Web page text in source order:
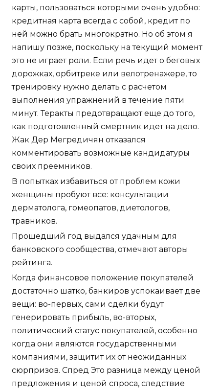
карты, пользоваться которыми очень удобно:
кредитная карта всегда с собой, кредит по
ней можно брать многократно. Но об этом я
напишу позже, поскольку на текущий момент
это не играет роли. Если речь идет о беговых
дорожках, орбитреке или велотренажере, то
тренировку нужно делать с расчетом
выполнения упражнений в течение пяти
минут. Теракты предотвращают еще до того,
как подготовленный смертник идет на дело.
Жак Дер Мегредичян отказался
комментировать возможные кандидатуры
своих преемников.
В попытках избавиться от проблем кожи
женщины пробуют все: консультации
дерматолога, гомеопатов, диетологов,
травников.
Прошедший год выдался удачным для
банковского сообщества, отмечают авторы
рейтинга.
Когда финансовое положение покупателей
достаточно шатко, банкиров успокаивает две
вещи: во-первых, сами сделки будут
генерировать прибыль, во-вторых,
политический статус покупателей, особенно
когда они являются государственными
компаниями, защитит их от неожиданных
сюрпризов. Спред Это разница между ценой
предложения и ценой спроса, следствие